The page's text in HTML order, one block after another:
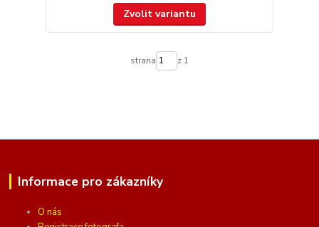
Zvolit variantu
strana z 1
Informace pro zákazníky
O nás